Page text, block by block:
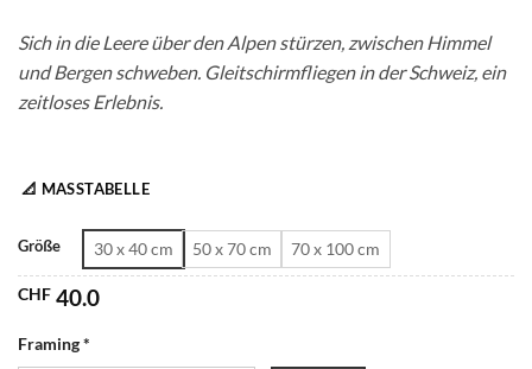
Sich in die Leere über den Alpen stürzen, zwischen Himmel
und Bergen schweben. Gleitschirmfliegen in der Schweiz, ein
zeitloses Erlebnis.
📐 MASSTABELLE
Größe 30 x 40 cm 50 x 70 cm 70 x 100 cm
CHF 40.0
Framing *